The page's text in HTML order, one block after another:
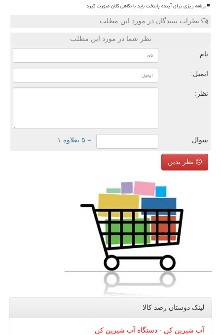
برنامه ریزی برای آینده پایتخت باید با نگاهی کلان صورت گیرد
نظرات بینندگان در مورد این مطلب
نظر شما در مورد این مطلب
نام:
ایمیل:
نظر:
سوال: = ۵ بعلاوه ۱
نظر بدین
لینک دوستان رصد كالا
آب شیرین کن - دستگاه آب شیرین کن